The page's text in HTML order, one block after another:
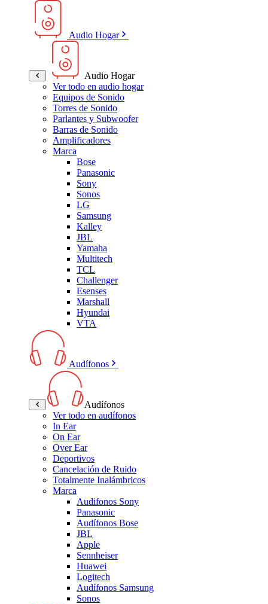
Audio Hogar
Audio Hogar
Ver todo en audio hogar
Equipos de Sonido
Torres de Sonido
Parlantes y Subwoofer
Barras de Sonido
Amplificadores
Marca
Bose
Panasonic
Sony
Sonos
LG
Samsung
Kalley
JBL
Yamaha
Multitech
TCL
Challenger
Esenses
Marshall
Hyundai
VTA
Audífonos
Audífonos
Ver todo en audífonos
In Ear
On Ear
Over Ear
Deportivos
Cancelación de Ruido
Totalmente Inalámbricos
Marca
Audifonos Sony
Panasonic
Audífonos Bose
JBL
Apple
Sennheiser
Huawei
Logitech
Audífonos Samsung
Sonos